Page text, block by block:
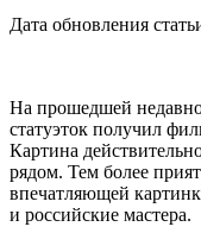
Дата обновления
На прошедшей
статуэток получил
Картина
рядом. Тем более
впечатляющей
и российские мастера.